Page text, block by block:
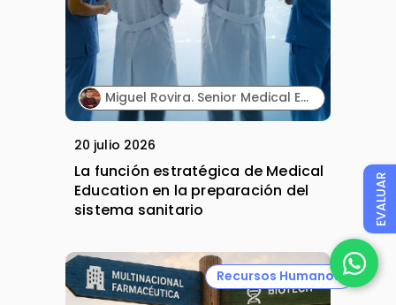
Miguel Rovira. Senior Medical Education Professional. Lilly.
20 julio 2026
La función estratégica de Medical
Education en la preparación del
sistema sanitario
Recursos Humanos
EVALUAR